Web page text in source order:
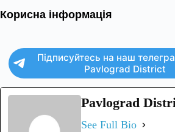
Корисна інформація
Підписуйтесь на наш
Pavlograd District
Pavlograd
See Full Bio